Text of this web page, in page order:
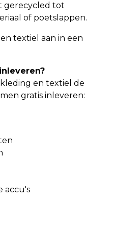
gerecycled tot
of poetslappen.
textiel aan in een
en textiel de
gratis inleveren:
accu's